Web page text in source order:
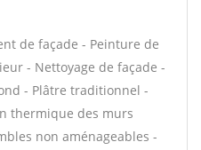
de façade - Peinture de
- Nettoyage de façade -
- Plâtre traditionnel -
thermique des murs
non aménageables -